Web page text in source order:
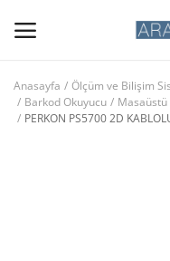
Ana Menü
Anasayfa Ölçüm ve Bilişim
Barkod Okuyucu
Masaüstü
PERKON PS5700 2D